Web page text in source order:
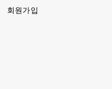
회원가입